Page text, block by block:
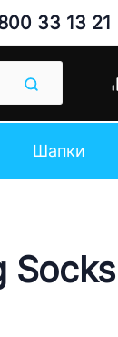
33 13 21
Шапки
Socks